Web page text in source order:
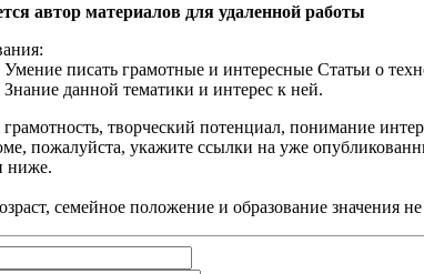
автор материалов для удаленной работы
Умение писать грамотные и интересные Статьи о
Знание данной тематики и интерес к ней.
творческий потенциал, понимание
пожалуйста, укажите ссылки на уже
ниже.
семейное положение и образование значения